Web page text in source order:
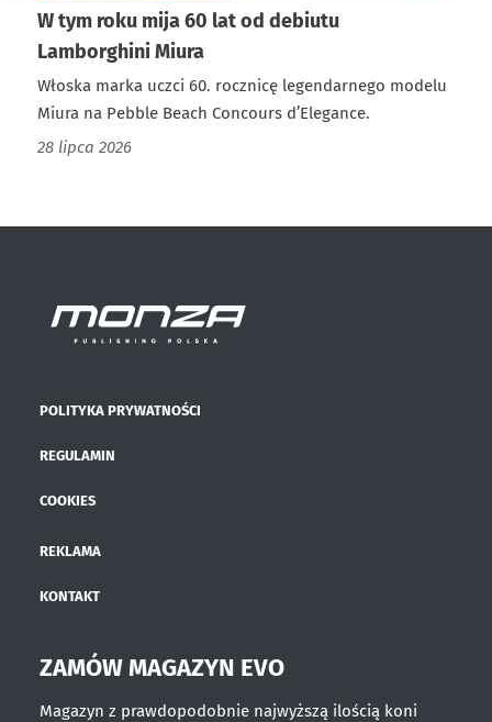
W tym roku mija 60 lat od debiutu
Lamborghini Miura
Włoska marka uczci 60. rocznicę legendarnego modelu
Miura na Pebble Beach Concours d’Elegance.
28 lipca 2026
POLITYKA PRYWATNOŚCI
REGULAMIN
COOKIES
REKLAMA
KONTAKT
ZAMÓW MAGAZYN EVO
Magazyn z prawdopodobnie najwyższą ilością koni